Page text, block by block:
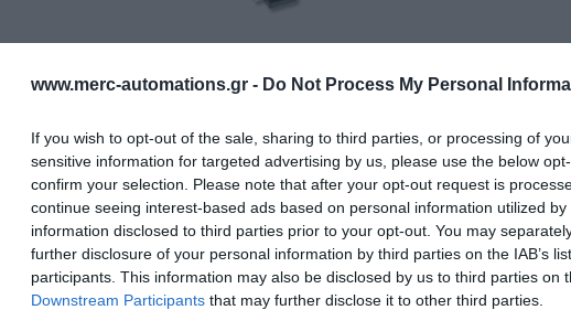
www.merc-automations.gr - Do Not Process My Personal
If you wish to opt-out of the sale, sharing to third parties, or processing of
sensitive information for targeted advertising by us, please use the below
confirm your selection. Please note that after your opt-out request is
continue seeing interest-based ads based on personal information utilized
information disclosed to third parties prior to your opt-out. You may
further disclosure of your personal information by third parties on the IAB’s
participants. This information may also be disclosed by us to third parties on
Downstream Participants that may further disclose it to other third parties.
ΜΟΤΕΡ ΓΙΑ ΠΑΡΑΘΥΡΑ
Προβολή ως Ταξινόμηση ανά